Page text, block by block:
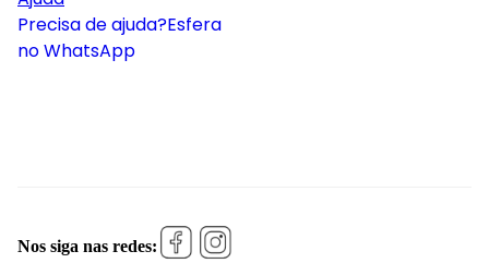
Precisa de ajuda?Esfera
no WhatsApp
Nos siga nas redes: